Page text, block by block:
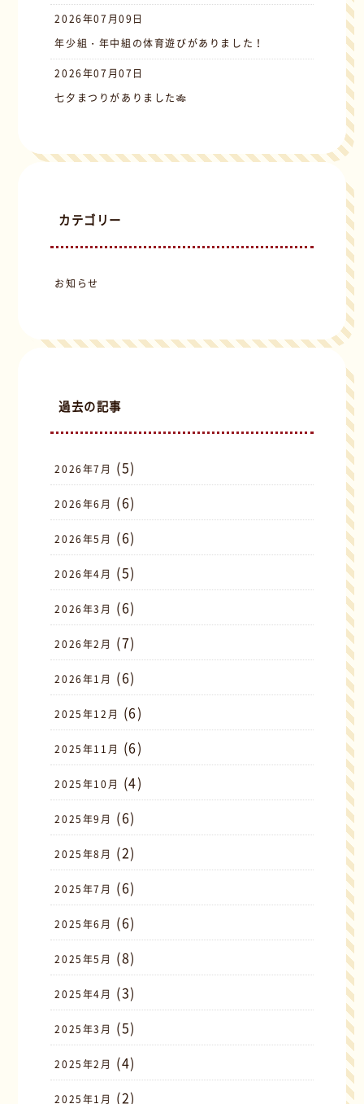
2026年07月09日
年少組・年中組の体育遊びがありました！
2026年07月07日
七夕まつりがありました🎋
カテゴリー
お知らせ
過去の記事
2026年7月 (5)
2026年6月 (6)
2026年5月 (6)
2026年4月 (5)
2026年3月 (6)
2026年2月 (7)
2026年1月 (6)
2025年12月 (6)
2025年11月 (6)
2025年10月 (4)
2025年9月 (6)
2025年8月 (2)
2025年7月 (6)
2025年6月 (6)
2025年5月 (8)
2025年4月 (3)
2025年3月 (5)
2025年2月 (4)
2025年1月 (2)